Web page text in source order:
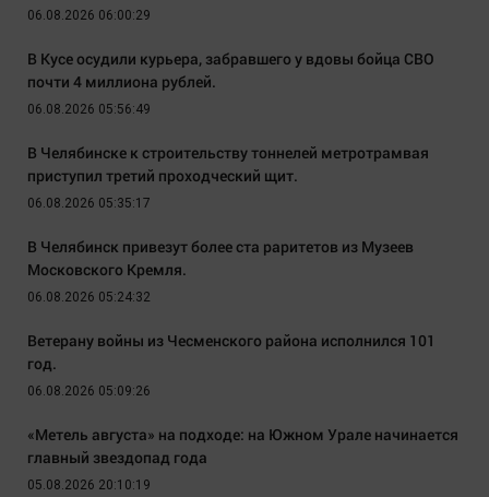
06.08.2026 06:00:29
В Кусе осудили курьера, забравшего у вдовы бойца СВО
почти 4 миллиона рублей.
06.08.2026 05:56:49
В Челябинске к строительству тоннелей метротрамвая
приступил третий проходческий щит.
06.08.2026 05:35:17
В Челябинск привезут более ста раритетов из Музеев
Московского Кремля.
06.08.2026 05:24:32
Ветерану войны из Чесменского района исполнился 101
год.
06.08.2026 05:09:26
«Метель августа» на подходе: на Южном Урале начинается
главный звездопад года
05.08.2026 20:10:19